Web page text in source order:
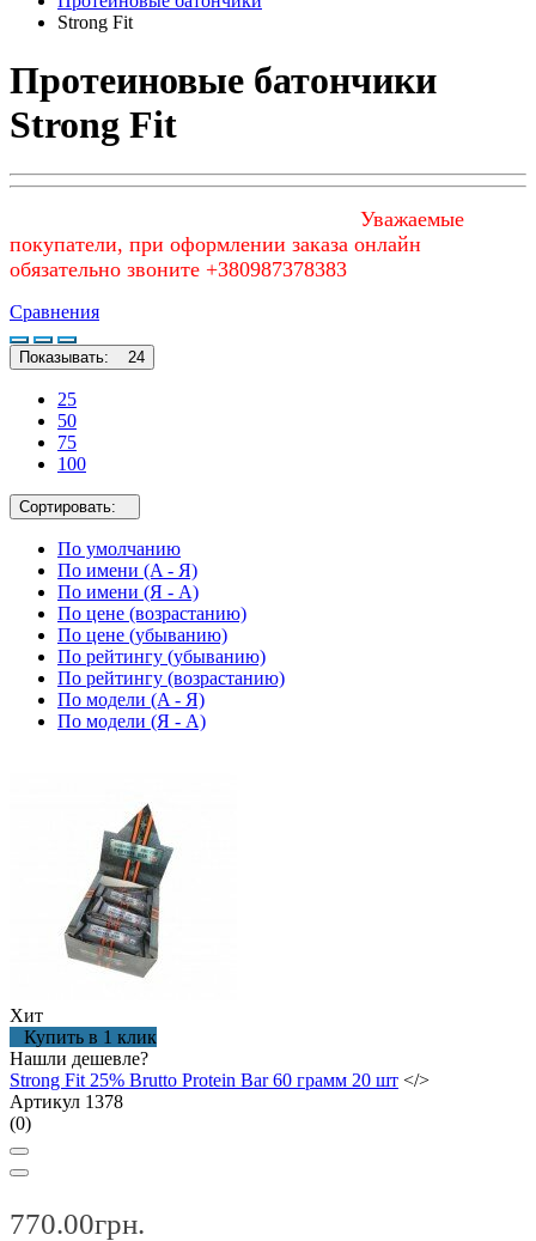
Strong Fit
Протеиновые батончики
Strong Fit
Уважаемые
покупатели, при оформлении заказа онлайн
обязательно звоните +380987378383
Сравнения
Показывать: 24
25
50
75
100
Сортировать:
По умолчанию
По имени (A - Я)
По имени (Я - A)
По цене (возрастанию)
По цене (убыванию)
По рейтингу (убыванию)
По рейтингу (возрастанию)
По модели (A - Я)
По модели (Я - A)
Хит
Купить в 1 клик
Нашли дешевле?
Strong Fit 25% Brutto Protein Bar 60 грамм 20 шт </>
Артикул 1378
(0)
770.00грн.